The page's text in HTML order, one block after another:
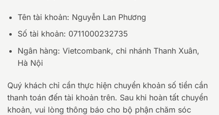
Tên tài khoản: Nguyễn Lan Phương
Số tài khoản: 0711000232735
Ngân hàng: Vietcombank, chi nhánh Thanh Xuân,
Hà Nội
Quý khách chỉ cần thực hiện chuyển khoản số tiền cần
thanh toán đến tài khoản trên. Sau khi hoàn tất chuyển
khoản, vui lòng thông báo cho bộ phận chăm sóc